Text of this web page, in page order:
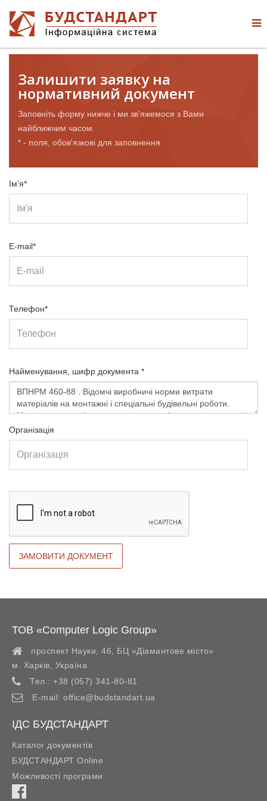
Залишити заявку на
нормативний документ
Заповніть форму нижче і ми зв'яжемося з Вами
найближчим часом.
* - поля, обов'язкові для заповнення
Ім'я*
E-mail*
Телефон*
Найменування, шифр документа *
Організація
ТОВ «Computer Logic Group»
проспект Науки, 46, БЦ «Діамантове місто»
м. Харків
Україна
Тел.: +38 (057) 341-80-81
E-mail: office@budstandart.ua
ІДС БУДСТАНДАРТ
Каталог документів
БУДСТАНДАРТ Online
Можливості програми